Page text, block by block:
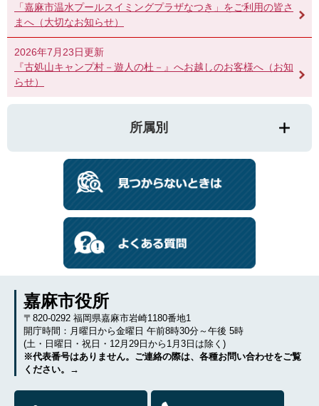
「嘉麻市温水プールスイミングプラザなつき」をご利用の皆さ
まへ（大切なお知らせ）
2026年7月23日更新
『古処山キャンプ村－遊人の杜－』へお越しのお客様へ（お知
らせ）
所属別
嘉麻市役所
〒820-0292 福岡県嘉麻市岩崎1180番地1
開庁時間：月曜日から金曜日 午前8時30分～午後 5時
(土・日曜日・祝日・12月29日から1月3日は除く)
※代表番号はありません。ご連絡の際は、各種お問い合わせをご覧
ください。→